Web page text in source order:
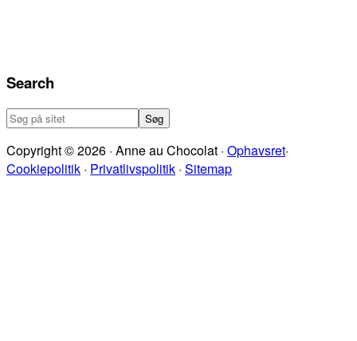
Search
Søg
sitet
Copyright © 2026 · Anne au Chocolat · Ophavsret·
Cookiepolitik · Privatlivspolitik · Sitemap